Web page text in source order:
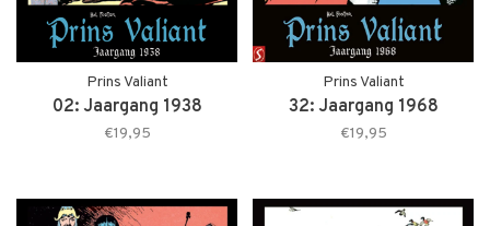
Prins Valiant
02: Jaargang 1938
€19,95
Prins Valiant
32: Jaargang 1968
€19,95